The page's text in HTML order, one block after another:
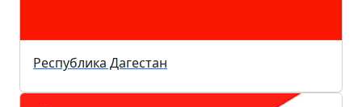
Республика Дагестан